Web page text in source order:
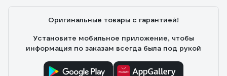
Оригинальные товары с гарантией!
Установите мобильное приложение, чтобы
информация по заказам всегда была под рукой